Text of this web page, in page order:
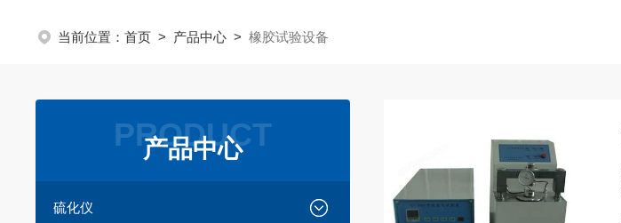
当前位置：首页 > 产品中心 >橡胶试验设备
PRODUCT
产品中心
硫化仪